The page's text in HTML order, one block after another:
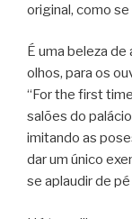
original, como
É uma beleza de
olhos, para os
“For the first
salões do
imitando as
dar um único
se aplaudir de